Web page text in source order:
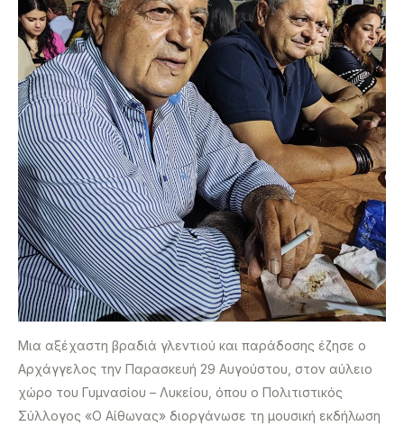
Μια αξέχαστη βραδιά γλεντιού και παράδοσης έζησε ο
Αρχάγγελος την Παρασκευή 29 Αυγούστου, στον αύλειο
χώρο του Γυμνασίου – Λυκείου, όπου ο Πολιτιστικός
Σύλλογος «Ο Αίθωνας» διοργάνωσε τη μουσική εκδήλωση